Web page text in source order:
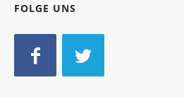
FOLGE UNS